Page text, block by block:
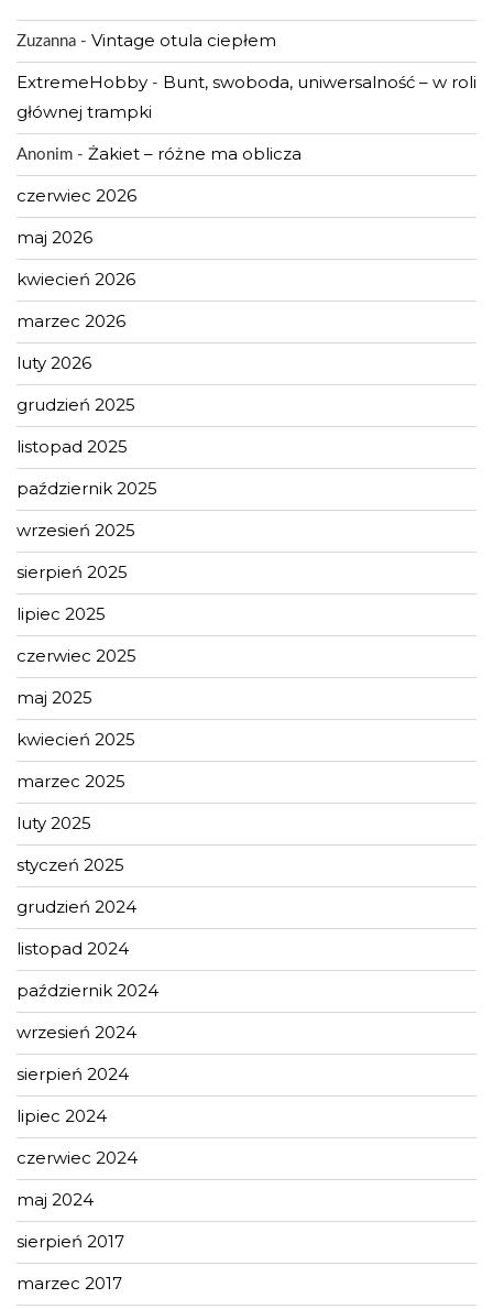
Zuzanna - Vintage otula ciepłem
ExtremeHobby - Bunt, swoboda, uniwersalność – w roli
głównej trampki
Anonim - Żakiet – różne ma oblicza
czerwiec 2026
maj 2026
kwiecień 2026
marzec 2026
luty 2026
grudzień 2025
listopad 2025
październik 2025
wrzesień 2025
sierpień 2025
lipiec 2025
czerwiec 2025
maj 2025
kwiecień 2025
marzec 2025
luty 2025
styczeń 2025
grudzień 2024
listopad 2024
październik 2024
wrzesień 2024
sierpień 2024
lipiec 2024
czerwiec 2024
maj 2024
sierpień 2017
marzec 2017